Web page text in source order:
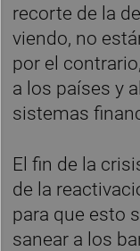
recorte de la
viendo, no
por el
a los países y
sistemas
El fin de la
de la
para que esto
sanear a los